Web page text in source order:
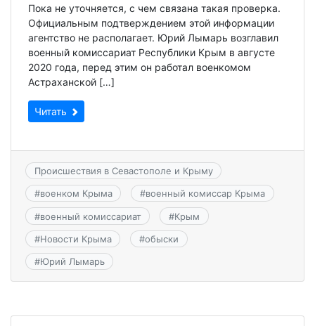
Пока не уточняется, с чем связана такая проверка.
Официальным подтверждением этой информации
агентство не располагает. Юрий Лымарь возглавил
военный комиссариат Республики Крым в августе
2020 года, перед этим он работал военкомом
Астраханской […]
Читать
Происшествия в Севастополе и Крыму
#военком Крыма #военный комиссар Крыма
#военный комиссариат #Крым
#Новости Крыма #обыски
#Юрий Лымарь